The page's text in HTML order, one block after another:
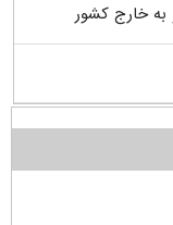
خارج کشور